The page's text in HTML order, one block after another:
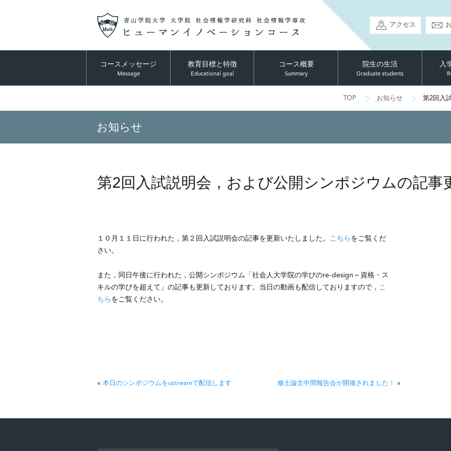
アクセス
コースメッセージ
Message
教育目標と特徴
Educational goal
コース概要
Summary
院生の生活
Graduate students
入
TOP お知らせ 第2回入
お知らせ
第2回入試説明会，および公開シンポジウムの記事
１０月１１日に行われた，第２回入試説明会の記事を更新いたしました。 こちらをご覧くだ
さい。
また，同日午後に行われた，公開シンポジウム「社会人大学院の学びのre-design～資格・ス
キルの学びを超えて」の記事も更新しております。当日の動画も配信しておりますので， こ
ちらをご覧ください。
« 本日のシンポジウムをustreamで配信します 修士論文中間報告会が開催されました！ »